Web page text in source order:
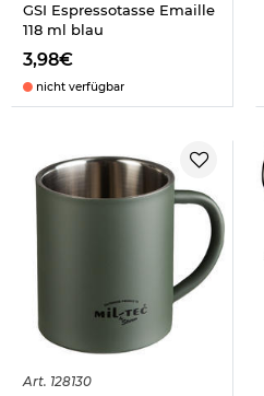
GSI Espressotasse Emaille
118 ml blau
3,98€
nicht verfügbar
Art. 128130